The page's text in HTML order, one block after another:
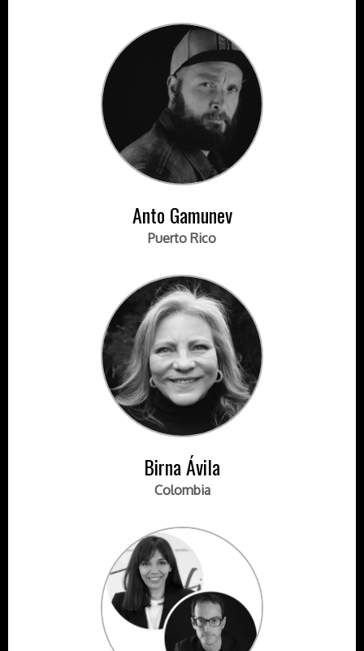
Anto Gamunev
Puerto Rico
Birna Ávila
Colombia